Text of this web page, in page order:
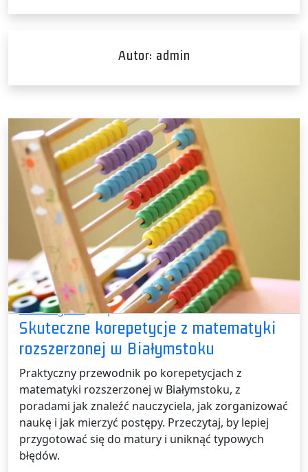
Autor: admin
Bez kategorii /26 lipca 2026
Skuteczne korepetycje z matematyki
rozszerzonej w Białymstoku
Praktyczny przewodnik po korepetycjach z
matematyki rozszerzonej w Białymstoku, z
poradami jak znaleźć nauczyciela, jak zorganizować
naukę i jak mierzyć postępy. Przeczytaj, by lepiej
przygotować się do matury i uniknąć typowych
błędów.